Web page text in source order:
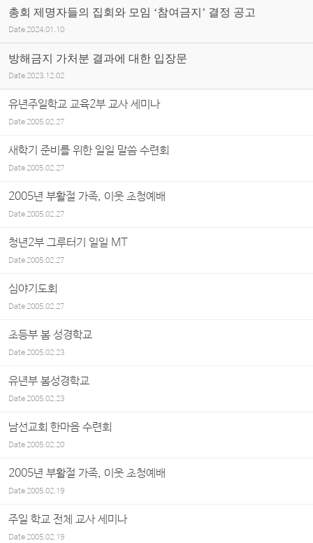
총회 제명자들의 집회와 모임 ‘참여금지’ 결정 공고
Date 2024.01.10
방해금지 가처분 결과에 대한 입장문
Date 2023.12.02
유년주일학교 교육2부 교사 세미나
Date2005.02.27
새학기 준비를 위한 일일 말씀 수련회
Date2005.02.27
2005년 부활절 가족, 이웃 초청예배
Date2005.02.27
청년2부 그루터기 일일 MT
Date2005.02.27
심야기도회
Date2005.02.27
초등부 봄 성경학교
Date2005.02.23
유년부 봄성경학교
Date2005.02.23
남선교회 한마음 수련회
Date2005.02.20
2005년 부활절 가족, 이웃 초청예배
Date2005.02.19
주일 학교 전체 교사 세미나
Date2005.02.19